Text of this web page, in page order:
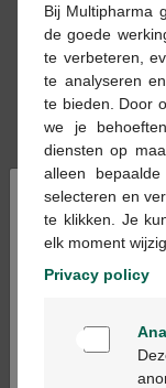
alleen in
Bij Multipharma
de goede
te verbeteren,
te analyseren
te bieden. Door
we je
diensten op
alleen
selecteren en
te klikken. Je
elk moment
Privacy policy